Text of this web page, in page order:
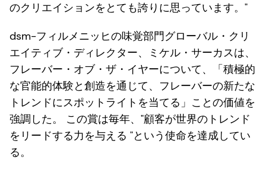
のクリエイションをとても誇りに思っています。"
dsm-フィルメニッヒの味覚部門グローバル・クリ
エイティブ・ディレクター、ミケル・サーカスは、
フレーバー・オブ・ザ・イヤーについて、「積極的
な官能的体験と創造を通じて、フレーバーの新たな
トレンドにスポットライトを当てる」ことの価値を
強調した。 この賞は毎年、"顧客が世界のトレンド
をリードする力を与える "という使命を達成してい
る。